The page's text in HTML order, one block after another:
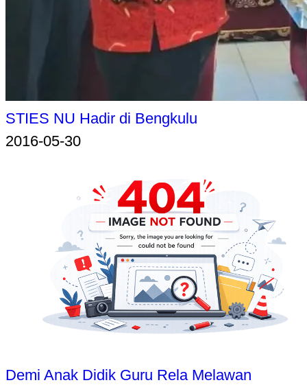
STIES NU Hadir di Bengkulu
2016-05-30
Demi Anak Didik Guru Rela Melawan